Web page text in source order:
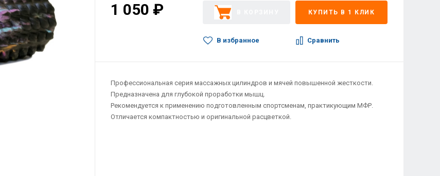
1 050 ₽ КУПИТЬ В 1 КЛИК
В избранное Сравнить
Профессиональная серия массажных цилиндров и мячей повышенной жесткости.
Предназначена для глубокой проработки мышц.
Рекомендуется к применению подготовленным спортсменам, практикующим МФР.
Отличается компактностью и оригинальной расцветкой.